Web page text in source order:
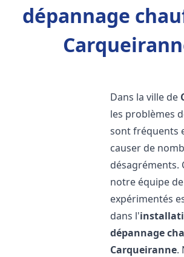
dépannage
Dans la ville de
les problèmes
sont fréquents
causer de
désagréments.
notre équipe
expérimentés
dans l'
dépannage
Carqueiranne.